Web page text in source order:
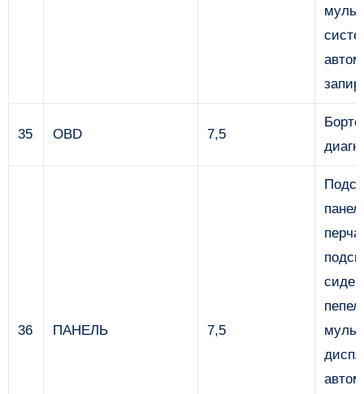
35 OBD 7,5
36 ПАНЕЛЬ 7,5